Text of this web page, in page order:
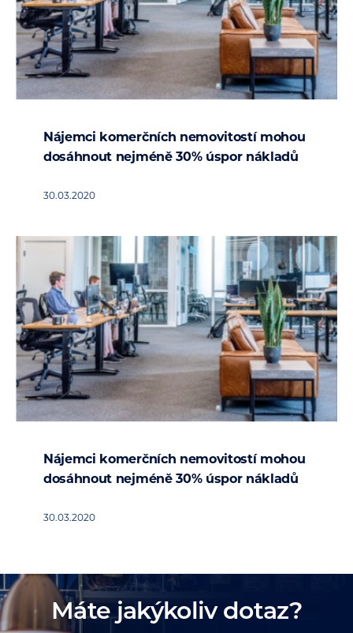
Nájemci komerčních nemovitostí mohou
dosáhnout nejméně 30% úspor nákladů
30.03.2020
Nájemci komerčních nemovitostí mohou
dosáhnout nejméně 30% úspor nákladů
30.03.2020
Máte jakýkoliv dotaz?